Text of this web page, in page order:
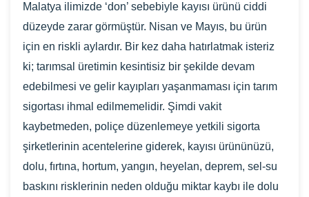
Malatya ilimizde ‘don’ sebebiyle kayısı ürünü ciddi
düzeyde zarar görmüştür. Nisan ve Mayıs, bu ürün
için en riskli aylardır. Bir kez daha hatırlatmak isteriz
ki; tarımsal üretimin kesintisiz bir şekilde devam
edebilmesi ve gelir kayıpları yaşanmaması için tarım
sigortası ihmal edilmemelidir. Şimdi vakit
kaybetmeden, poliçe düzenlemeye yetkili sigorta
şirketlerinin acentelerine giderek, kayısı ürününüzü,
dolu, fırtına, hortum, yangın, heyelan, deprem, sel-su
baskını risklerinin neden olduğu miktar kaybı ile dolu